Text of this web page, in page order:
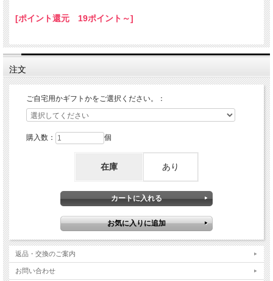
[ポイント還元 19ポイント～]
注文
ご自宅用かギフトかをご選択ください。：
購入数： 個
在庫 あり
返品・交換のご案内
お問い合わせ